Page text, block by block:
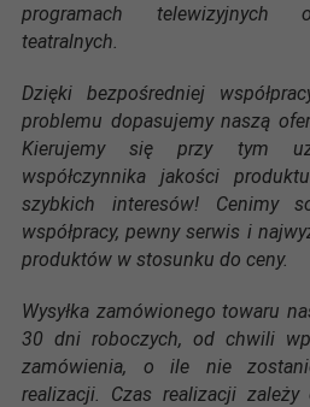
programach telewizyjnych
teatralnych.
Dzięki bezpośredniej
problemu dopasujemy naszą
Kierujemy się przy tym
współczynnika jakości
szybkich interesów! Cenimy
współpracy, pewny serwis i
produktów w stosunku do ceny.
Wysyłka zamówionego towaru
30 dni roboczych, od chwili
zamówienia, o ile nie
realizacji. Czas realizacji